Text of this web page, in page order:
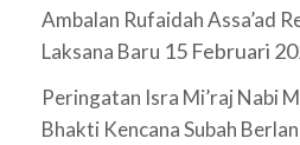
Ambalan Rufaidah Assa’ad
Laksana Baru 15 Februari
Peringatan Isra Mi’raj Nabi
Bhakti Kencana Subah